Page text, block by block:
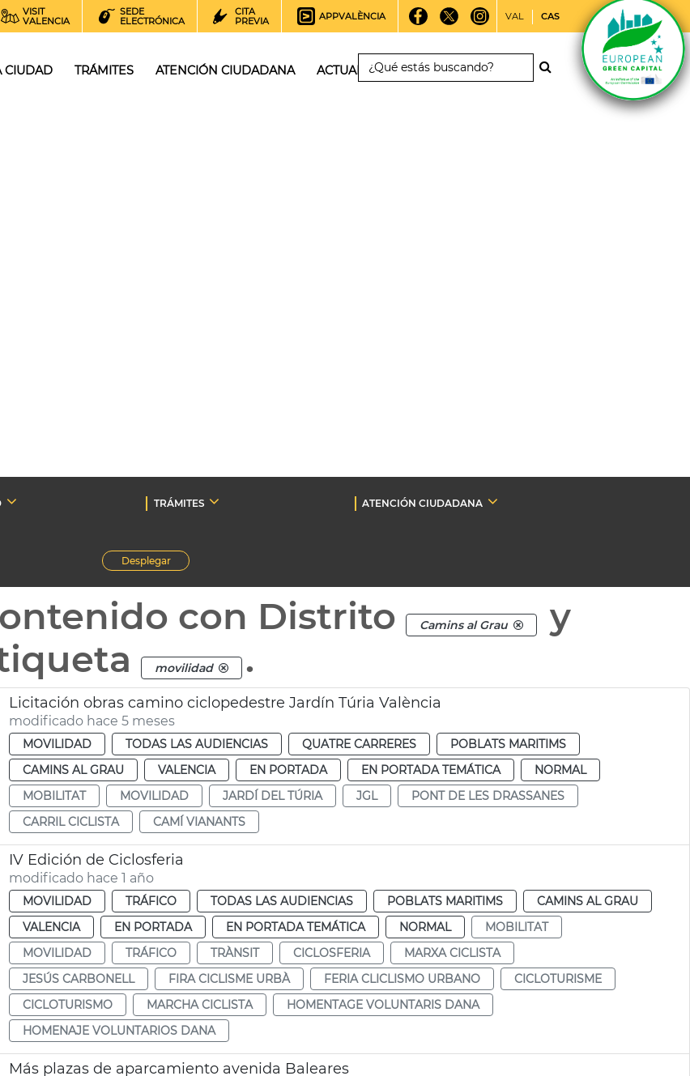
VISIT
VALENCIA
SEDE
ELECTRÓNICA
CITA
PREVIA
APPVALÈNCIA VAL CAS
CIUDAD TRÁMITES ATENCIÓN CIUDADANA ACTUALIDAD
TRÁMITES
ATENCIÓN CIUDADANA
Desplegar
con Distrito Camins al Grau
y
movilidad .
Licitación obras camino ciclopedestre Jardín Túria València
modificado hace 5 meses
MOVILIDAD TODAS LAS AUDIENCIAS QUATRE CARRERES
POBLATS MARITIMS
CAMINS AL GRAU
VALENCIA EN PORTADA EN PORTADA TEMÁTICA
NORMAL
MOBILITAT
MOVILIDAD JARDÍ DEL TÚRIA JGL
PONT DE LES DRASSANES
CARRIL CICLISTA
CAMÍ VIANANTS
IV Edición de Ciclosferia
modificado hace 1 año
MOVILIDAD TRÁFICO TODAS LAS AUDIENCIAS POBLATS MARITIMS
CAMINS AL GRAU
VALENCIA
EN PORTADA EN PORTADA TEMÁTICA NORMAL
MOBILITAT
MOVILIDAD
TRÁFICO TRÀNSIT CICLOSFERIA
MARXA CICLISTA
JESÚS CARBONELL
FIRA CICLISME URBÀ FERIA CLICLISMO URBANO
CICLOTURISME
CICLOTURISMO
MARCHA CICLISTA
HOMENTAGE VOLUNTARIS DANA
HOMENAJE VOLUNTARIOS DANA
Más plazas de aparcamiento avenida Baleares